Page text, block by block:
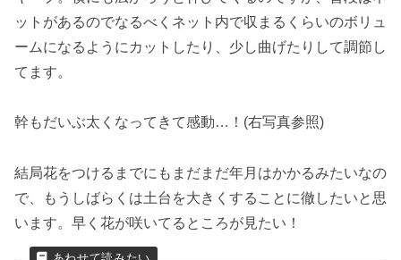
ットがあるのでなるべくネット内で収まるくらいのボリュ
ームになるようにカットしたり、少し曲げたりして調節し
てます。
幹もだいぶ太くなってきて感動…！(右写真参照)
結局花をつけるまでにもまだまだ年月はかかるみたいなの
で、もうしばらくは土台を大きくすることに徹したいと思
います。早く花が咲いてるところが見たい！